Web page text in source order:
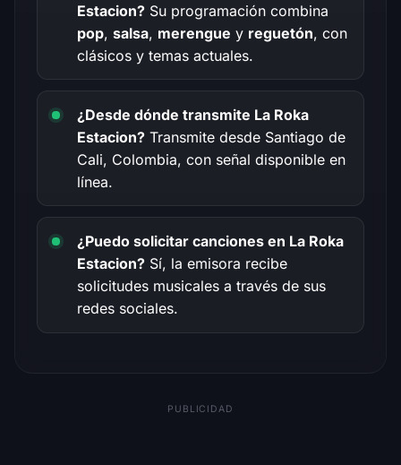
Estacion? Su programación combina
pop, salsa, merengue y reguetón, con
clásicos y temas actuales.
¿Desde dónde transmite La Roka
Estacion? Transmite desde Santiago de
Cali, Colombia, con señal disponible en
línea.
¿Puedo solicitar canciones en La Roka
Estacion? Sí, la emisora recibe
solicitudes musicales a través de sus
redes sociales.
PUBLICIDAD